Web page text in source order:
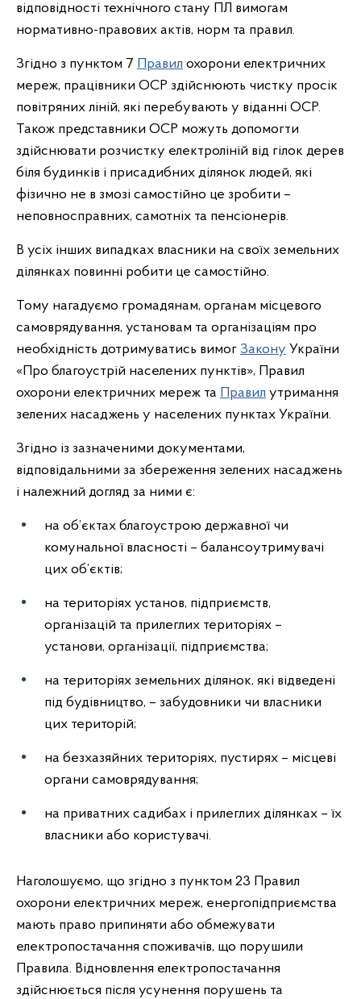
відповідності технічного стану ПЛ вимогам
нормативно-правових актів, норм та правил.
Згідно з пунктом 7 Правил охорони електричних
мереж, працівники ОСР здійснюють чистку просік
повітряних ліній, які перебувають у віданні ОСР.
Також представники ОСР можуть допомогти
здійснювати розчистку електроліній від гілок дерев
біля будинків і присадибних ділянок людей, які
фізично не в змозі самостійно це зробити –
неповносправних, самотніх та пенсіонерів.
В усіх інших випадках власники на своїх земельних
ділянках повинні робити це самостійно.
Тому нагадуємо громадянам, органам місцевого
самоврядування, установам та організаціям про
необхідність дотримуватись вимог Закону України
«Про благоустрій населених пунктів», Правил
охорони електричних мереж та Правил утримання
зелених насаджень у населених пунктах України.
Згідно із зазначеними документами,
відповідальними за збереження зелених насаджень
і належний догляд за ними є:
на об’єктах благоустрою державної чи
комунальної власності – балансоутримувачі
цих об’єктів;
на територіях установ, підприємств,
організацій та прилеглих територіях –
установи, організації, підприємства;
на територіях земельних ділянок, які відведені
під будівництво, – забудовники чи власники
цих територій;
на безхазяйних територіях, пустирях – місцеві
органи самоврядування;
на приватних садибах і прилеглих ділянках – їх
власники або користувачі.
Наголошуємо, що згідно з пунктом 23 Правил
охорони електричних мереж, енергопідприємства
мають право припиняти або обмежувати
електропостачання споживачів, що порушили
Правила. Відновлення електропостачання
здійснюється після усунення порушень та